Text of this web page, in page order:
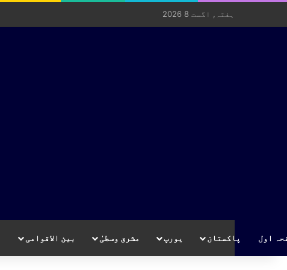
ہفتہ, اگست 8 2026
اول پاکستان یورپ مشرق وسطیٰ بین الاقوامی